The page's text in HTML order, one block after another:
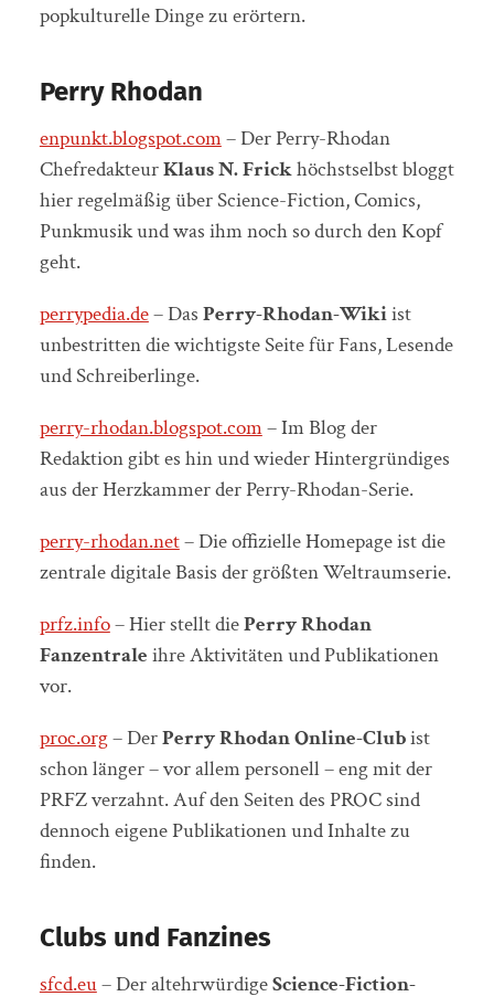
popkulturelle Dinge zu erörtern.
Perry Rhodan
enpunkt.blogspot.com– Der Perry-Rhodan
ChefredakteurKlaus N. Frickhöchstselbst bloggt
hier regelmäßig über Science-Fiction, Comics,
Punkmusik und was ihm noch so durch den Kopf
geht.
perrypedia.de– Das Perry-Rhodan-Wikiist
unbestritten die wichtigste Seite für Fans, Lesende
und Schreiberlinge.
perry-rhodan.blogspot.com– Im Blog der
Redaktion gibt es hin und wieder Hintergründiges
aus der Herzkammer der Perry-Rhodan-Serie.
perry-rhodan.net– Die offizielle Homepage ist die
zentrale digitale Basis der größten Weltraumserie.
prfz.info– Hier stellt diePerry Rhodan
Fanzentrale ihre Aktivitäten und Publikationen
vor.
proc.org– DerPerry Rhodan Online-Clubist
schon länger – vor allem personell – eng mit der
PRFZ verzahnt. Auf den Seiten des PROC sind
dennoch eigene Publikationen und Inhalte zu
finden.
Clubs und Fanzines
sfcd.eu– Der altehrwürdigeScience-Fiction-